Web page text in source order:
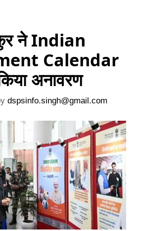
ने Indian
Calendar
अनावरण
dspsinfo.singh@gmail.com